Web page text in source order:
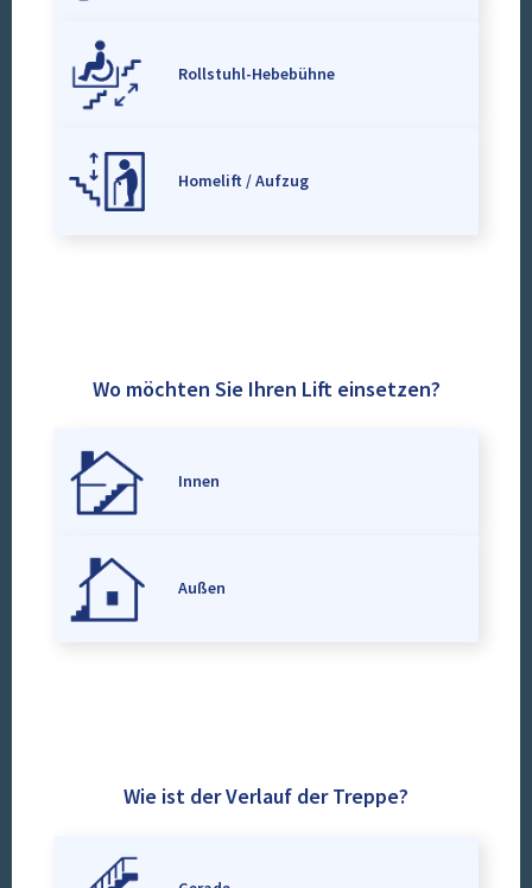
Rollstuhl-Hebebühne
Homelift / Aufzug
Wo möchten Sie Ihren Lift einsetzen?
Innen
Außen
Wie ist der Verlauf der Treppe?